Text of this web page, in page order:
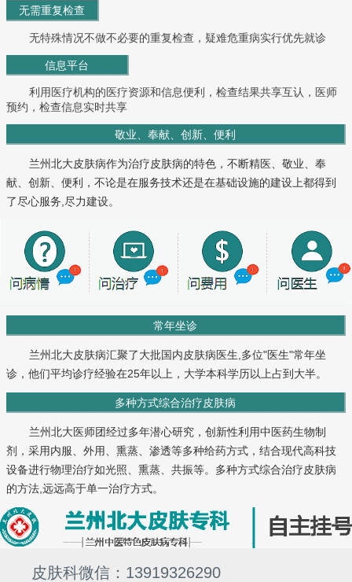
无需重复检查
无特殊情况不做不必要的重复检查，疑难危重病实行优先就诊
信息平台
利用医疗机构的医疗资源和信息便利，检查结果共享互认，医师
预约，检查信息实时共享
敬业、奉献、创新、便利
兰州北大皮肤病作为治疗皮肤病的特色，不断精医、敬业、奉
献、创新、便利，不论是在服务技术还是在基础设施的建设上都得到
了尽心服务,尽力建设。
常年坐诊
兰州北大皮肤病汇聚了大批国内皮肤病医生,多位"医生"常年坐
诊，他们平均诊疗经验在25年以上，大学本科学历以上占到大半。
多种方式综合治疗皮肤病
兰州北大医师团经过多年潜心研究，创新性利用中医药生物制
剂，采用内服、外用、熏蒸、渗透等多种给药方式，结合现代高科技
设备进行物理治疗如光照、熏蒸、共振等。多种方式综合治疗皮肤病
的方法,远远高于单一治疗方式。
皮肤科微信：13919326290